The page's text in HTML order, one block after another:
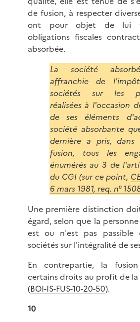
de fusion, à respecter
ont pour objet de lui
obligations fiscales
absorbée.
La société
affranchie de
sociétés sur les
réalisées à l'occasion
de ses éléments
société absorbante
dernière a pris,
fusion, tous les
énumérés au 3 de
du CGI (sur ce point,
6 mars 1981, req. n°
Une première distinction
égard, selon que la
est ou n'est pas
sociétés sur l'intégralité de
En contrepartie, la
certains droits au profit de
(BOI-IS-FUS-10-20-50).
10